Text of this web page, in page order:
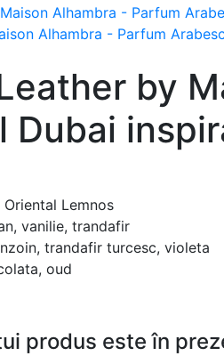
Alhambra - Parfum
by
Dubai
Lemnos
vanilie, trandafir
trandafir turcesc, violeta
oud
produs este în